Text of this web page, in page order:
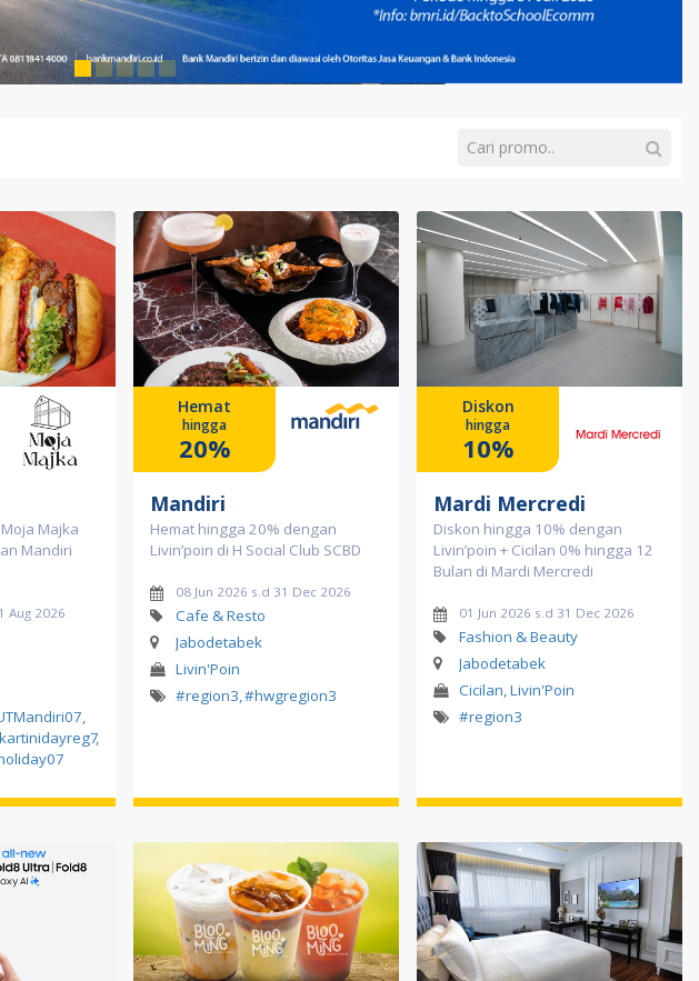
Majka
Mandiri
Aug 2026
,
kartinidayreg7,
Hemat
hingga
20%
Mandiri
Hemat hingga 20% dengan
Livin’poin di H Social Club SCBD
08 Jun 2026 s.d 31 Dec 2026
Cafe & Resto
Jabodetabek
Livin'Poin
#region3,#hwgregion3
Diskon
hingga
10%
Mardi Mercredi
Diskon hingga 10% dengan
Livin’poin + Cicilan 0% hingga 12
Bulan di Mardi Mercredi
01 Jun 2026 s.d 31 Dec 2026
Fashion & Beauty
Jabodetabek
Cicilan, Livin'Poin
#region3